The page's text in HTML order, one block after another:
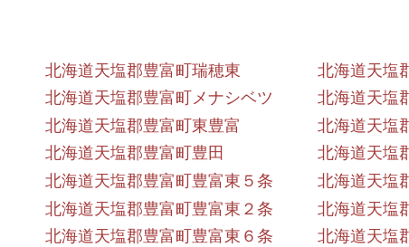
北海道天塩郡豊富町瑞穂東
北海道天塩
北海道天塩郡豊富町メナシベツ
北海道天塩
北海道天塩郡豊富町東豊富
北海道天塩
北海道天塩郡豊富町豊田
北海道天塩
北海道天塩郡豊富町豊富東５条
北海道天塩
北海道天塩郡豊富町豊富東２条
北海道天塩
北海道天塩郡豊富町豊富東６条
北海道天塩